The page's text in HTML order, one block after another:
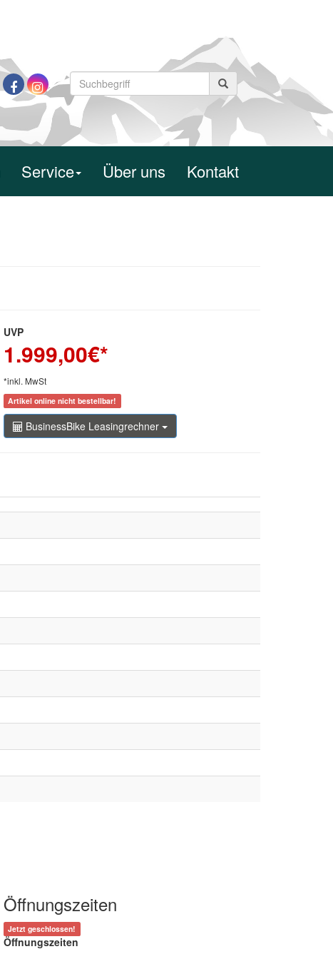
Service Über uns Kontakt
UVP
1.999,00€*
*inkl. MwSt
Artikel online nicht bestellbar!
BusinessBike Leasingrechner
Öffnungszeiten
Jetzt geschlossen!
Öffnungszeiten